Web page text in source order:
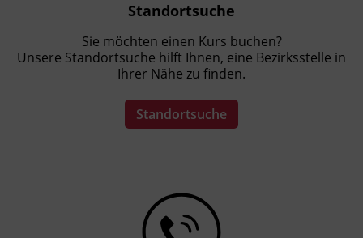
Standortsuche
Sie möchten einen Kurs buchen?
Unsere Standortsuche hilft Ihnen, eine Bezirksstelle in
Ihrer Nähe zu finden.
Standortsuche